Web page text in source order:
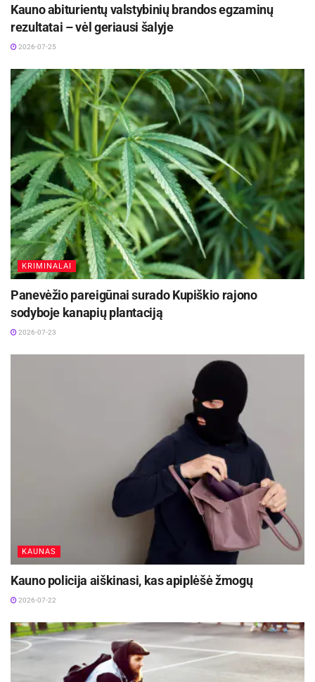
Kauno abiturientų valstybinių brandos egzaminų
rezultatai – vėl geriausi šalyje
2026-07-25
KRIMINALAI
Panevėžio pareigūnai surado Kupiškio rajono
sodyboje kanapių plantaciją
2026-07-23
KAUNAS
Kauno policija aiškinasi, kas apiplėšė žmogų
2026-07-22